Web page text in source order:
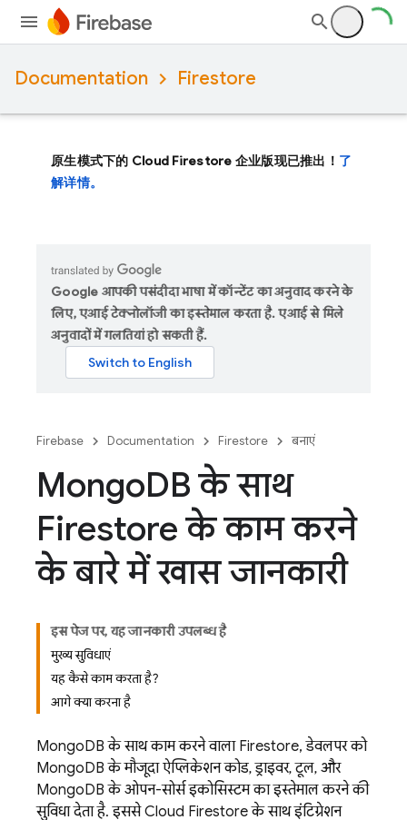
Documentation Firestore
原生模式下的 Cloud Firestore 企业版现已推出！ 了
解详情。
Google आपकी पसंदीदा भाषा में कॉन्टेंट का अनुवाद करने के
लिए, एआई टेक्नोलॉजी का इस्तेमाल करता है. एआई से मिले
अनुवादों में गलतियां हो सकती हैं.
Firebase Documentation Firestore बनाएं
MongoDB के साथ
Firestore के काम करने
के बारे में खास जानकारी
इस पेज पर, यह जानकारी उपलब्ध है
मुख्य सुविधाएं
यह कैसे काम करता है?
आगे क्या करना है
MongoDB के साथ काम करने वाला Firestore, डेवलपर को
MongoDB के मौजूदा ऐप्लिकेशन कोड, ड्राइवर, टूल, और
MongoDB के ओपन-सोर्स इकोसिस्टम का इस्तेमाल करने की
सुविधा देता है. इससेCloud Firestoreके साथ इंटिग्रेशन